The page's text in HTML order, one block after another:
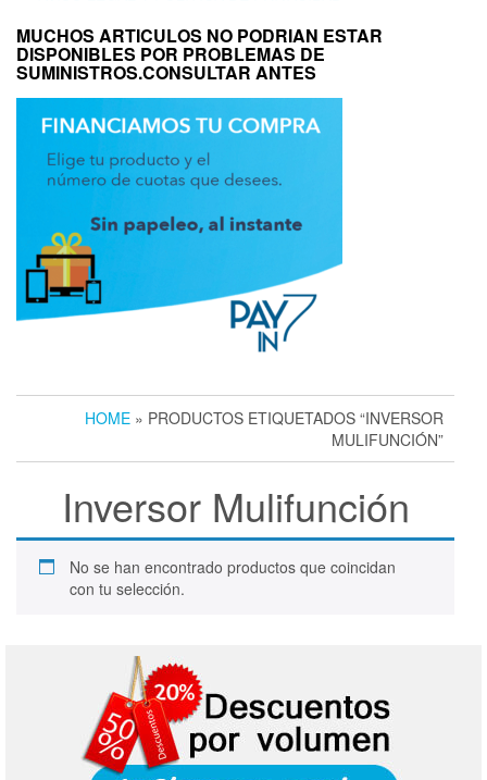
MUCHOS ARTICULOS NO PODRIAN ESTAR
DISPONIBLES POR PROBLEMAS DE
SUMINISTROS.CONSULTAR ANTES
HOME » PRODUCTOS ETIQUETADOS “INVERSOR
MULIFUNCIÓN”
Inversor Mulifunción
No se han encontrado productos que coincidan
con tu selección.